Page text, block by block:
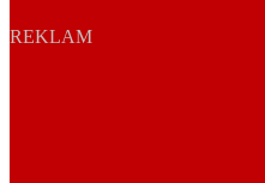
REKLAM